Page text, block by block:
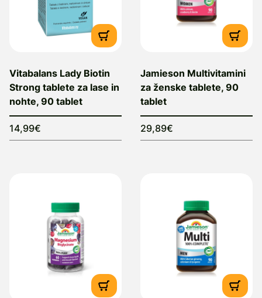
Vitabalans Lady Biotin
Strong tablete za lase in
nohte, 90 tablet
14,99€
Jamieson Multivitamini
za ženske tablete, 90
tablet
29,89€